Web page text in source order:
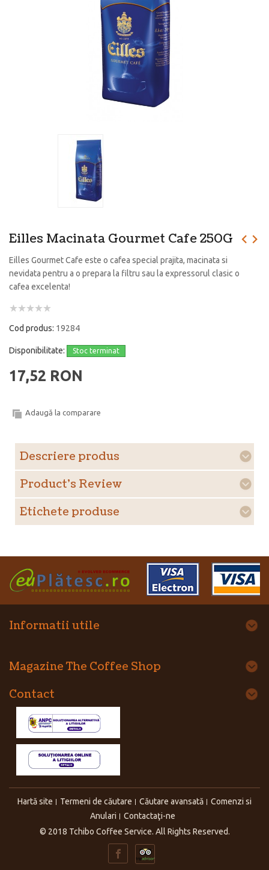
Eilles Macinata Gourmet Cafe 250G
Eilles Gourmet Cafe este o cafea special prajita, macinata si
nevidata pentru a o prepara la filtru sau la expressorul clasic o
cafea excelenta!
Cod produs: 19284
Disponibilitate: Stoc terminat
17,52 RON
Adaugă la comparare
Descriere produs
Product's Review
Etichete produse
Informatii utile
Magazine The Coffee Shop
Contact
Hartă site Termeni de căutare Căutare avansată
Comenzi si
Anulari
Contactaţi-ne
© 2018 Tchibo Coffee Service. All Rights Reserved.